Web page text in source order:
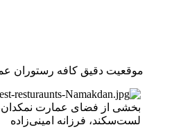
موقعیت دقیق کافه رستوران
بخشی از فضای عمارت
لست‌سکند، فرزانه امینی‌زاده